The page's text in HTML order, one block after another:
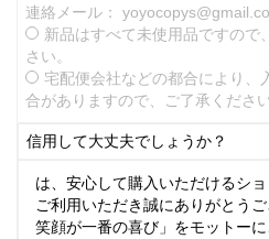
連絡メール：
新品はすべて未使用品ですので
さい。
宅配便会社などの都合により、
合がありますので、ご了承ください
信用して大丈夫でしょうか？
は、安心して購入いただけるシ
ご利用いただき誠にありがとう
笑顔が一番の喜び」をモットー